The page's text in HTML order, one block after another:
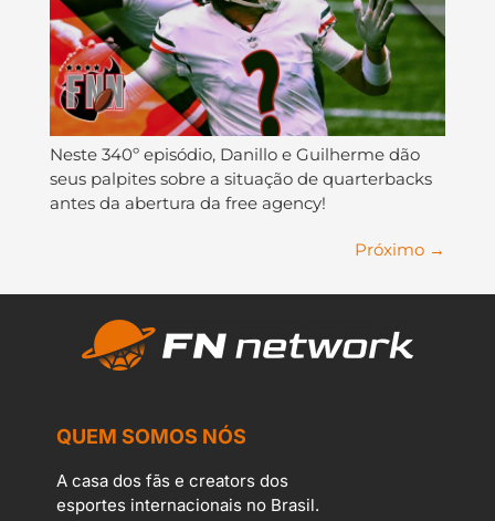
Neste 340º episódio, Danillo e Guilherme dão
seus palpites sobre a situação de quarterbacks
antes da abertura da free agency!
Próximo →
QUEM SOMOS NÓS
A casa dos fãs e creators dos
esportes internacionais no Brasil.